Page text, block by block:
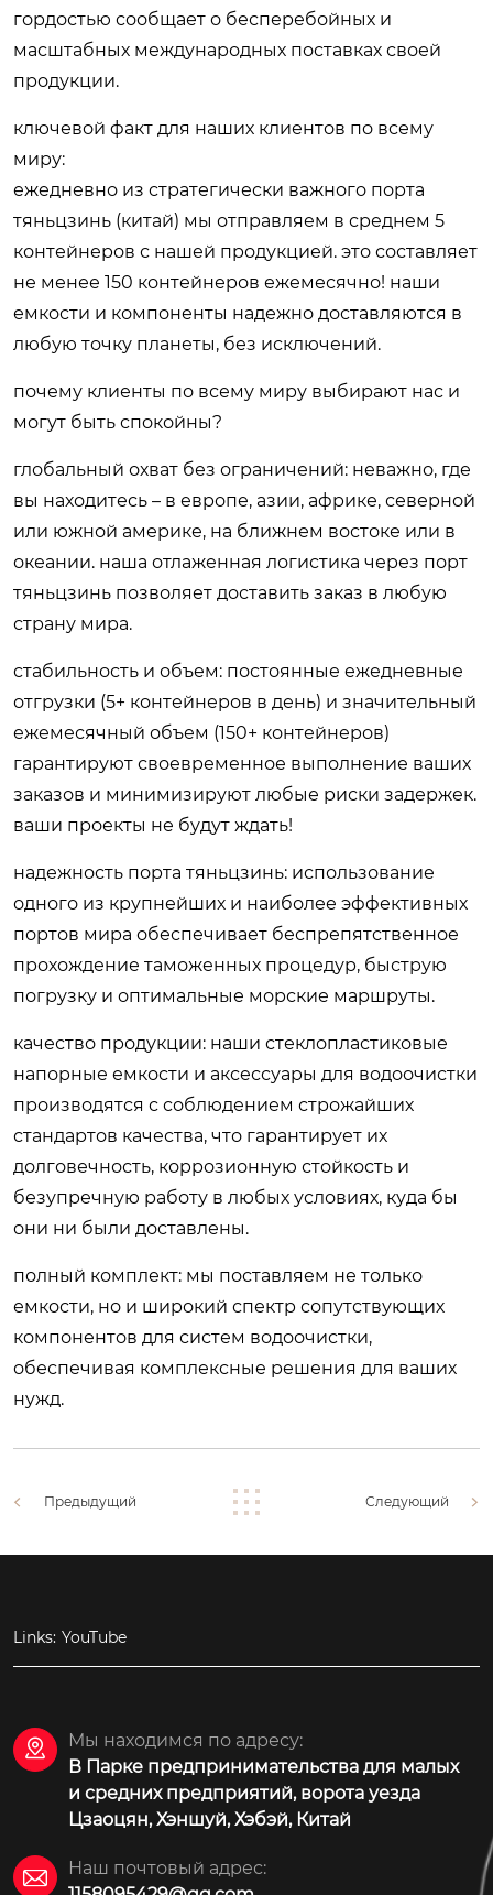
гордостью сообщает о бесперебойных и
масштабных международных поставках своей
продукции.
ключевой факт для наших клиентов по всему
миру:
ежедневно из стратегически важного порта
тяньцзинь (китай) мы отправляем в среднем 5
контейнеров с нашей продукцией. это составляет
не менее 150 контейнеров ежемесячно! наши
емкости и компоненты надежно доставляются в
любую точку планеты, без исключений.
почему клиенты по всему миру выбирают нас и
могут быть спокойны?
глобальный охват без ограничений: неважно, где
вы находитесь – в европе, азии, африке, северной
или южной америке, на ближнем востоке или в
океании. наша отлаженная логистика через порт
тяньцзинь позволяет доставить заказ в любую
страну мира.
стабильность и объем: постоянные ежедневные
отгрузки (5+ контейнеров в день) и значительный
ежемесячный объем (150+ контейнеров)
гарантируют своевременное выполнение ваших
заказов и минимизируют любые риски задержек.
ваши проекты не будут ждать!
надежность порта тяньцзинь: использование
одного из крупнейших и наиболее эффективных
портов мира обеспечивает беспрепятственное
прохождение таможенных процедур, быструю
погрузку и оптимальные морские маршруты.
качество продукции: наши стеклопластиковые
напорные емкости и аксессуары для водоочистки
производятся с соблюдением строжайших
стандартов качества, что гарантирует их
долговечность, коррозионную стойкость и
безупречную работу в любых условиях, куда бы
они ни были доставлены.
полный комплект: мы поставляем не только
емкости, но и широкий спектр сопутствующих
компонентов для систем водоочистки,
обеспечивая комплексные решения для ваших
нужд.
Предыдущий Следующий
Links: YouTube

Мы находимся по адресу:
В Парке предпринимательства для малых
и средних предприятий, ворота уезда
Цзаоцян, Хэншуй, Хэбэй, Китай

Наш почтовый адрес: